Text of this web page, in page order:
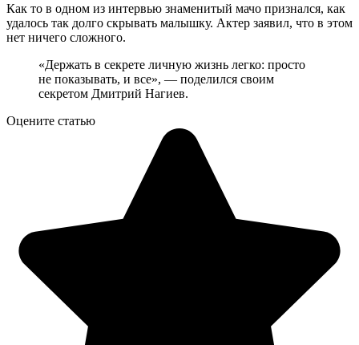
Как то в одном из интервью знаменитый мачо признался, как
удалось так долго скрывать малышку. Актер заявил, что в этом
нет ничего сложного.
«Держать в секрете личную жизнь легко: просто
не показывать, и все», — поделился своим
секретом Дмитрий Нагиев.
Оцените статью